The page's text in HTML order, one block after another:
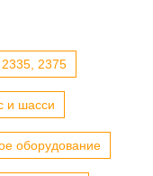
2335, 2375
и шасси
оборудование